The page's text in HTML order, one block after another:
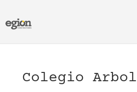
Colegio